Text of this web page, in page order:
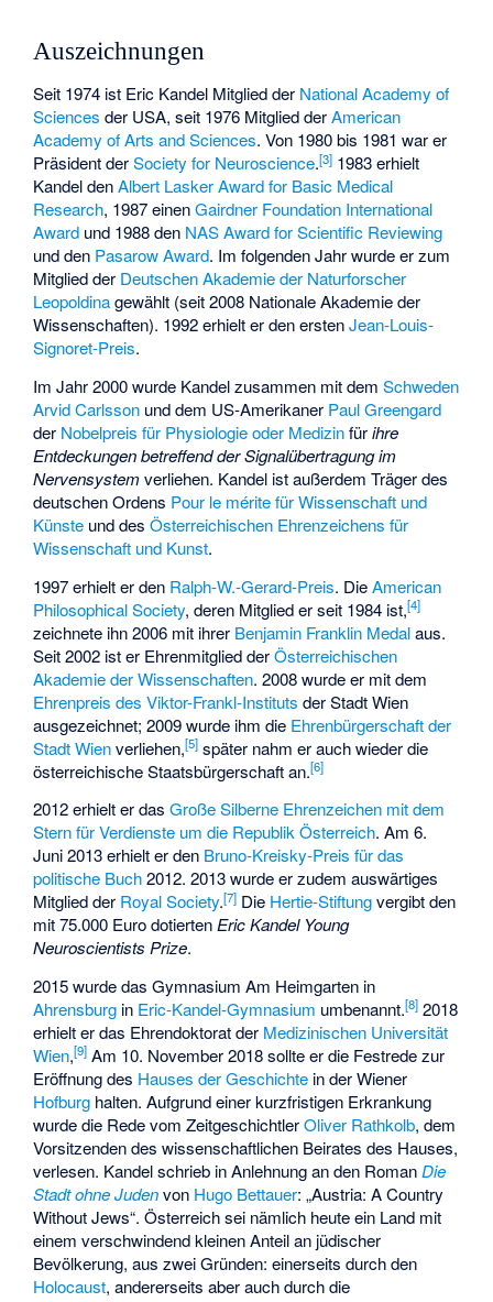
Auszeichnungen
Seit 1974 ist Eric Kandel Mitglied der National Academy of
Sciences der USA, seit 1976 Mitglied derAmerican
Academy of Arts and Sciences. Von 1980 bis 1981 war er
Präsident derSociety for Neuroscience.[3] 1983 erhielt
Kandel denAlbert Lasker Award for Basic Medical
Research, 1987 einenGairdner Foundation International
Award und 1988 den NAS Award for Scientific Reviewing
und den Pasarow Award. Im folgenden Jahr wurde er zum
Mitglied der Deutschen Akademie der Naturforscher
Leopoldinagewählt (seit 2008 Nationale Akademie der
Wissenschaften). 1992 erhielt er den erstenJean-Louis-
Signoret-Preis.
Im Jahr 2000 wurde Kandel zusammen mit demSchweden
Arvid Carlsson und dem US-Amerikaner Paul Greengard
der Nobelpreis für Physiologie oder Medizinfürihre
Entdeckungen betreffend der Signalübertragung im
Nervensystem verliehen. Kandel ist außerdem Träger des
deutschen Ordens Pour le mérite für Wissenschaft und
Künste und desÖsterreichischen Ehrenzeichens für
Wissenschaft und Kunst.
1997 erhielt er den Ralph-W.-Gerard-Preis. DieAmerican
Philosophical Society, deren Mitglied er seit 1984 ist,[4]
zeichnete ihn 2006 mit ihrer Benjamin Franklin Medalaus.
Seit 2002 ist er Ehrenmitglied derÖsterreichischen
Akademie der Wissenschaften. 2008 wurde er mit dem
Ehrenpreis des Viktor-Frankl-Instituts der Stadt Wien
ausgezeichnet; 2009 wurde ihm die Ehrenbürgerschaft der
Stadt Wienverliehen,[5] später nahm er auch wieder die
österreichische Staatsbürgerschaft an.[6]
2012 erhielt er dasGroße Silberne Ehrenzeichen mit dem
Stern für Verdienste um die Republik Österreich. Am 6.
Juni 2013 erhielt er den Bruno-Kreisky-Preis für das
politische Buch2012. 2013 wurde er zudem auswärtiges
Mitglied der Royal Society.[7] Die Hertie-Stiftungvergibt den
mit 75.000 Euro dotiertenEric Kandel Young
Neuroscientists Prize.
2015 wurde das Gymnasium Am Heimgarten in
Ahrensburg in Eric-Kandel-Gymnasium umbenannt.[8] 2018
erhielt er das Ehrendoktorat der Medizinischen Universität
Wien,[9] Am 10. November 2018 sollte er die Festrede zur
Eröffnung des Hauses der Geschichte in der Wiener
Hofburg halten. Aufgrund einer kurzfristigen Erkrankung
wurde die Rede vom ZeitgeschichtlerOliver Rathkolb, dem
Vorsitzenden des wissenschaftlichen Beirates des Hauses,
verlesen. Kandel schrieb in Anlehnung an den RomanDie
Stadt ohne Judenvon Hugo Bettauer: „Austria: A Country
Without Jews“. Österreich sei nämlich heute ein Land mit
einem verschwindend kleinen Anteil an jüdischer
Bevölkerung, aus zwei Gründen: einerseits durch den
Holocaust, andererseits aber auch durch die